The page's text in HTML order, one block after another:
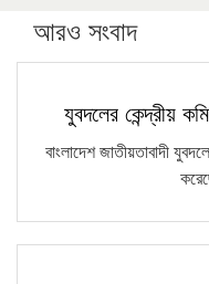
সারা দেশে বজ্রাঘাতে ১৪
ফরিদগঞ্জে আগুনে পুড়লো ৬
আরও সংবাদ
যুবদলের কেন্দ্রীয়
বাংলাদেশ জাতীয়তাবাদী